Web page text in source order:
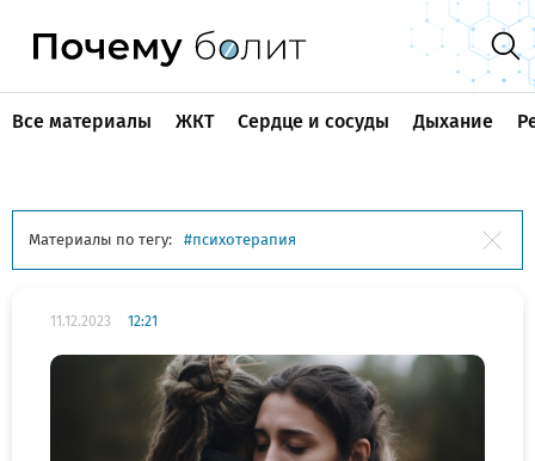
Все материалы ЖКТ Сердце и сосуды Дыхание
Материалы по тегу: психотерапия
11.12.2023 12:21